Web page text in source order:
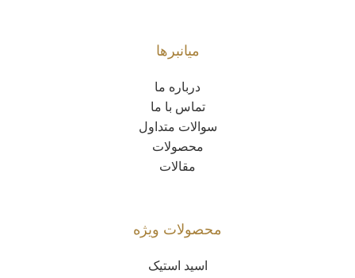
میانبرها
درباره ما
تماس با ما
سوالات متداول
محصولات
مقالات
محصولات ویژه
اسید استیک